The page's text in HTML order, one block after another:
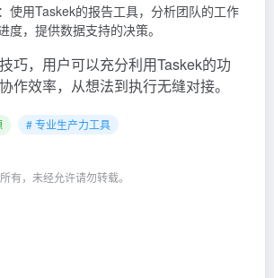
：使用Taskek的报告工具，分析团队的工作
度，提供数据支持的决策。
巧，用户可以充分利用Taskek的功
作效率，从想法到执行无缝对接。
# 专业生产力工具
所有，未经允许请勿转载。